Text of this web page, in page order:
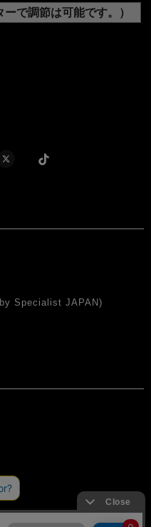
で調節は可能です。）
Specialist JAPAN)